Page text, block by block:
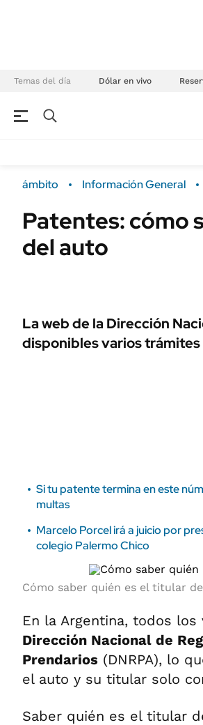
Temas del día Dólar en vivo
Campo
FINANZAS
ÁMBITO DEBATE
MEDIAKIT AMBITO DEBATE
ámbito Información General
Patentes: cómo
del auto
La web de la Dirección
disponibles varios
Si tu patente termina en este
multas
Marcelo Porcel irá a juicio por
colegio Palermo Chico
Cómo saber quién es el titular
En la Argentina, todos
Dirección Nacional de
Prendarios (DNRPA), lo
el auto y su titular solo
Saber quién es el titular